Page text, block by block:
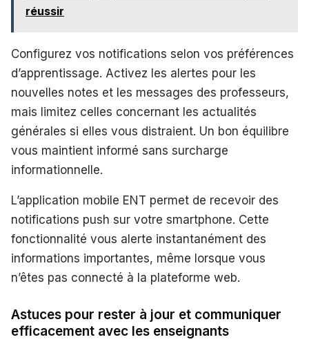
réussir
Configurez vos notifications selon vos préférences
d’apprentissage. Activez les alertes pour les
nouvelles notes et les messages des professeurs,
mais limitez celles concernant les actualités
générales si elles vous distraient. Un bon équilibre
vous maintient informé sans surcharge
informationnelle.
L’application mobile ENT permet de recevoir des
notifications push sur votre smartphone. Cette
fonctionnalité vous alerte instantanément des
informations importantes, même lorsque vous
n’êtes pas connecté à la plateforme web.
Astuces pour rester à jour et communiquer
efficacement avec les enseignants